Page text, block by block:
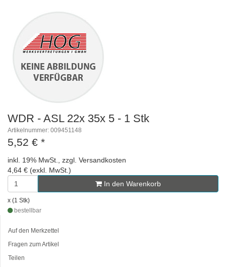
WDR - ASL 22x 35x 5 - 1 Stk
Artikelnummer: 009451148
5,52 € *
inkl. 19% MwSt., zzgl. Versandkosten
4,64 € (exkl. MwSt.)
In den Warenkorb
x (1 Stk)
bestellbar
Auf den Merkzettel
Fragen zum Artikel
Teilen